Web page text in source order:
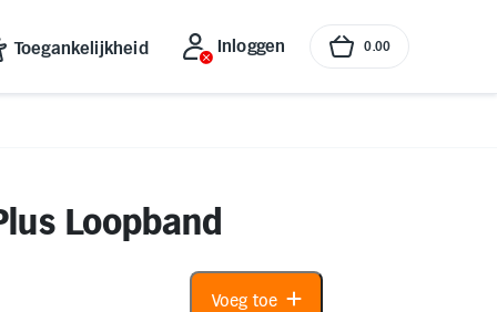
Toegankelijkheid Inloggen 0.00
Loopband
Voeg toe